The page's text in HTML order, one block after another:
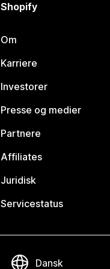
Shopify
Om
Karriere
Investorer
Presse og medier
Partnere
Affiliates
Juridisk
Servicestatus